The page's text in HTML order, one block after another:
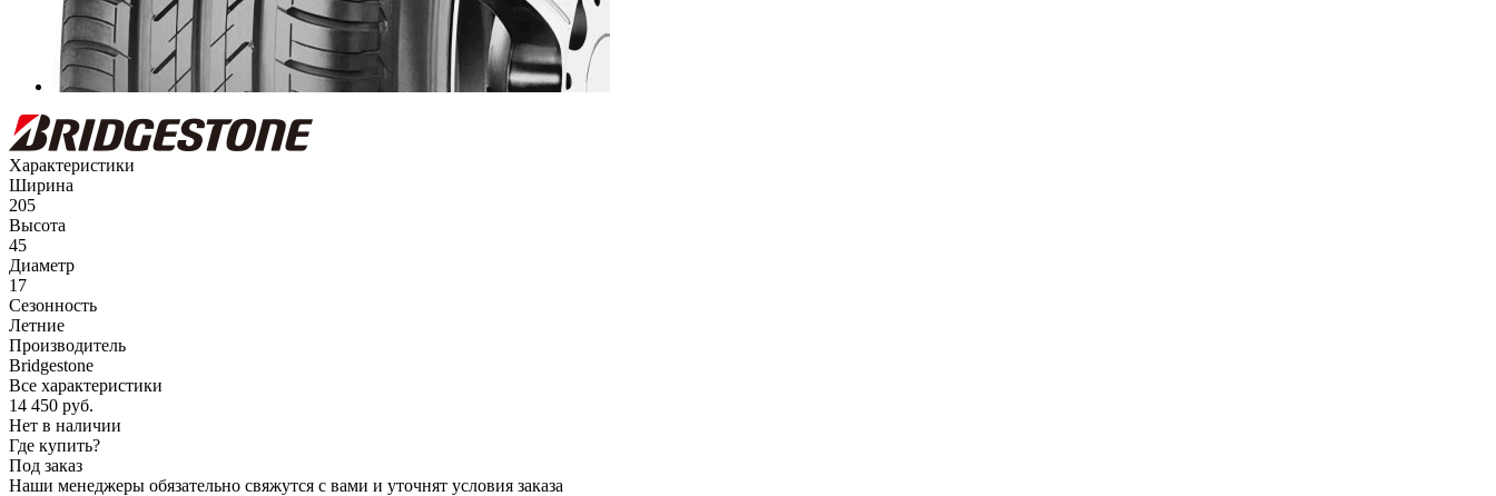
Характеристики
Ширина
205
Высота
45
Диаметр
17
Сезонность
Летние
Производитель
Bridgestone
Все характеристики
14 450 руб.
Нет в наличии
Где купить?
Под заказ
Наши менеджеры обязательно свяжутся с вами и уточнят условия заказа